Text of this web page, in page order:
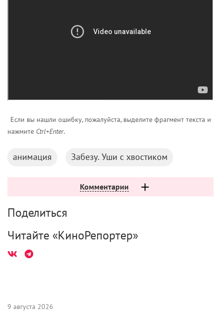
Если вы нашли ошибку, пожалуйста, выделите фрагмент текста и
нажмите Ctrl+Enter.
анимация Забезу. Уши с хвостиком
Комментарии
Поделиться
Читайте «КиноРепортер»
9 августа 2026